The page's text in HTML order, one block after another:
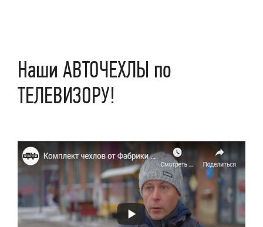
Наши АВТОЧЕХЛЫ по
ТЕЛЕВИЗОРУ!